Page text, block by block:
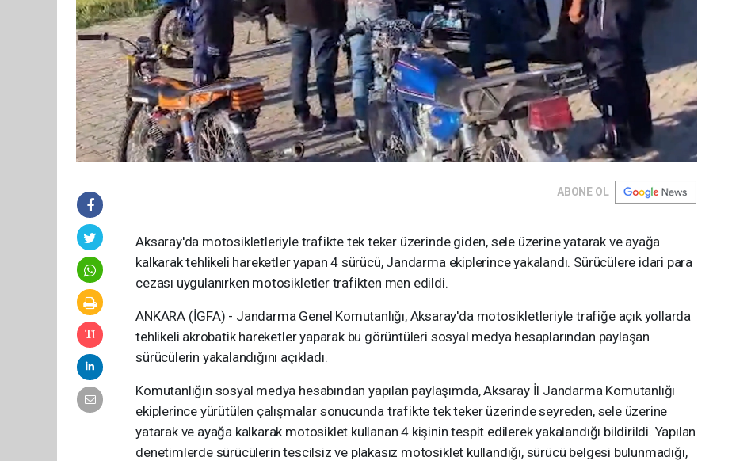
ABONE OL
Aksaray'da motosikletleriyle trafikte tek teker üzerinde giden, sele üzerine yatarak ve ayağa
kalkarak tehlikeli hareketler yapan 4 sürücü, Jandarma ekiplerince yakalandı. Sürücülere idari para
cezası uygulanırken motosikletler trafikten men edildi.
ANKARA (İGFA) - Jandarma Genel Komutanlığı, Aksaray'da motosikletleriyle trafiğe açık yollarda
tehlikeli akrobatik hareketler yaparak bu görüntüleri sosyal medya hesaplarından paylaşan
sürücülerin yakalandığını açıkladı.
Komutanlığın sosyal medya hesabından yapılan paylaşımda, Aksaray İl Jandarma Komutanlığı
ekiplerince yürütülen çalışmalar sonucunda trafikte tek teker üzerinde seyreden, sele üzerine
yatarak ve ayağa kalkarak motosiklet kullanan 4 kişinin tespit edilerek yakalandığı bildirildi. Yapılan
denetimlerde sürücülerin tescilsiz ve plakasız motosiklet kullandığı, sürücü belgesi bulunmadığı,